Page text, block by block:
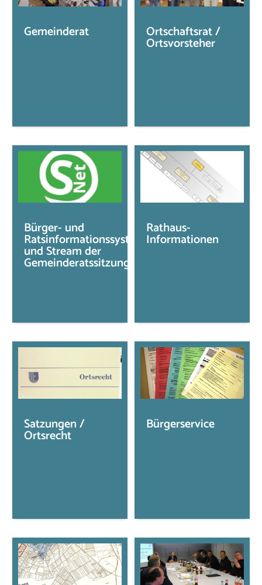
Gemeinderat Ortschaftsrat /
Ortsvorsteher
Bürger- und
Ratsinformationssystem
und Stream der
Gemeinderatssitzungen
Rathaus-
Informationen
Satzungen /
Ortsrecht
Bürgerservice